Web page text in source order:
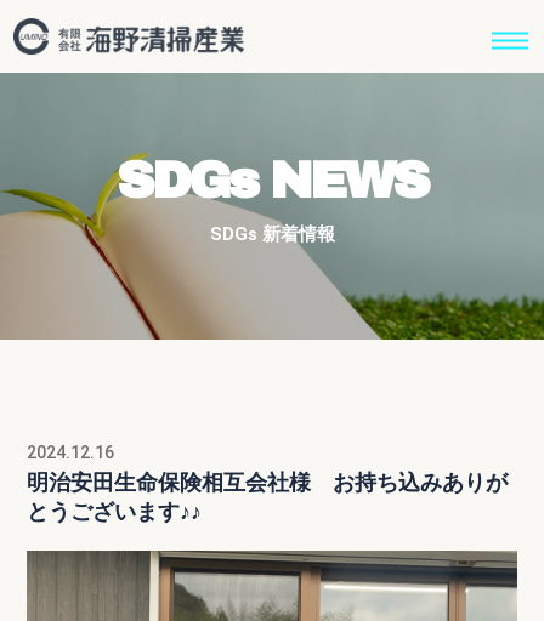
SDGs NEWS
SDGs 新着情報
2024.12.16
明治安田生命保険相互会社様 お持ち込みありが
とうございます♪♪